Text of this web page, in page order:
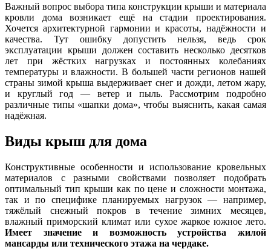
Важный вопрос выбора типа конструкции крыши и материала
кровли дома возникает ещё на стадии проектирования.
Хочется архитектурной гармонии и красоты, надёжности и
качества. Тут ошибку допустить нельзя, ведь срок
эксплуатации крыши должен составить несколько десятков
лет при жёстких нагрузках и постоянных колебаниях
температуры и влажности. В большей части регионов нашей
страны зимой крыша выдерживает снег и дожди, летом жару,
и круглый год — ветер и пыль. Рассмотрим подробно
различные типы «шапки дома», чтобы выяснить, какая самая
надёжная.
Виды крыш для дома
Конструктивные особенности и использование кровельных
материалов с разными свойствами позволяет подобрать
оптимальный тип крыши как по цене и сложности монтажа,
так и по специфике планируемых нагрузок — например,
тяжёлый снежный покров в течение зимних месяцев,
влажный приморский климат или сухое жаркое южное лето.
Имеет значение и возможность устройства жилой
мансарды или технического этажа на чердаке.